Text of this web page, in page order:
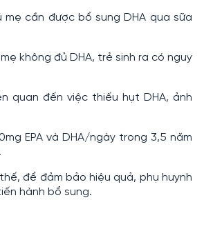
cần được bổ sung DHA qua sữa
không đủ DHA, trẻ sinh ra có nguy
quan đến việc thiếu hụt DHA, ảnh
EPA và DHA/ngày trong 3,5 năm
để đảm bảo hiệu quả, phụ huynh
hành bổ sung.